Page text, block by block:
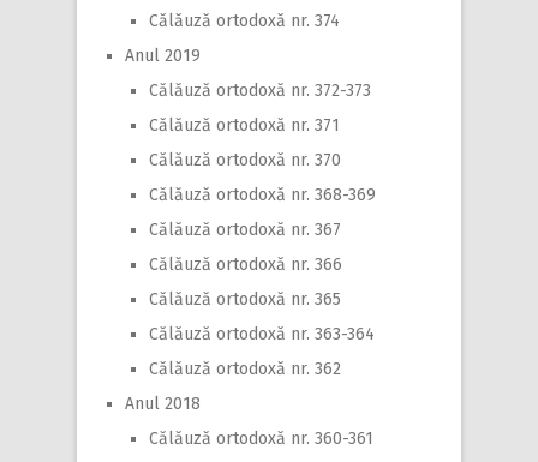
Călăuză ortodoxă nr. 374
Anul 2019
Călăuză ortodoxă nr. 372-373
Călăuză ortodoxă nr. 371
Călăuză ortodoxă nr. 370
Călăuză ortodoxă nr. 368-369
Călăuză ortodoxă nr. 367
Călăuză ortodoxă nr. 366
Călăuză ortodoxă nr. 365
Călăuză ortodoxă nr. 363-364
Călăuză ortodoxă nr. 362
Anul 2018
Călăuză ortodoxă nr. 360-361